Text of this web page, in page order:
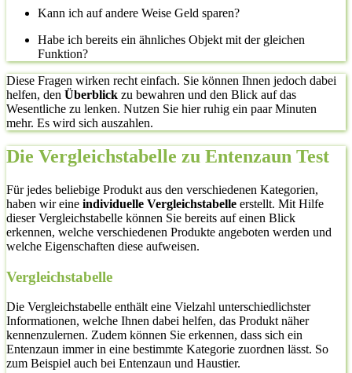
Kann ich auf andere Weise Geld sparen?
Habe ich bereits ein ähnliches Objekt mit der gleichen
Funktion?
Diese Fragen wirken recht einfach. Sie können Ihnen jedoch dabei
helfen, den Überblick zu bewahren und den Blick auf das
Wesentliche zu lenken. Nutzen Sie hier ruhig ein paar Minuten
mehr. Es wird sich auszahlen.
Die Vergleichstabelle zu Entenzaun Test
Für jedes beliebige Produkt aus den verschiedenen Kategorien,
haben wir eine individuelle Vergleichstabelle erstellt. Mit Hilfe
dieser Vergleichstabelle können Sie bereits auf einen Blick
erkennen, welche verschiedenen Produkte angeboten werden und
welche Eigenschaften diese aufweisen.
Vergleichstabelle
Die Vergleichstabelle enthält eine Vielzahl unterschiedlichster
Informationen, welche Ihnen dabei helfen, das Produkt näher
kennenzulernen. Zudem können Sie erkennen, dass sich ein
Entenzaun immer in eine bestimmte Kategorie zuordnen lässt. So
zum Beispiel auch bei Entenzaun und Haustier.